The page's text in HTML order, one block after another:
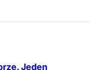
Jeden